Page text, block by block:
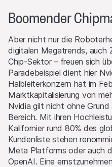
Boomender
Aber nicht nur die
digitalen Megatrends, auch
Chip-Sektor – freuen sich
Paradebeispiel dient hier
Halbleiterkonzern hat im
Marktkapitalisierung von
Nvidia gilt nicht ohne
Bereich. Mit ihren
Kalifornier rund 80% des
Kundenliste stehen
Meta Platforms oder auch
OpenAI. Eine